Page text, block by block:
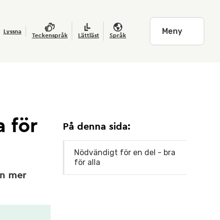
Lyssna
Teckenspråk Lättläst Språk Meny
för
mer
På denna sida:
Nödvändigt för en del - bra
för alla